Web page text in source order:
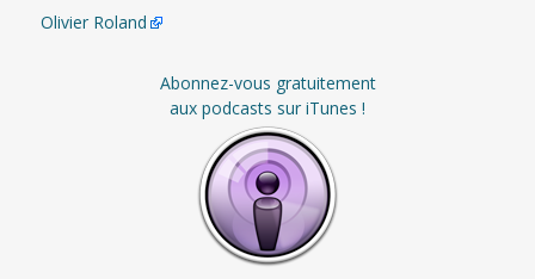
Olivier Roland
Abonnez-vous gratuitement
aux podcasts sur iTunes !